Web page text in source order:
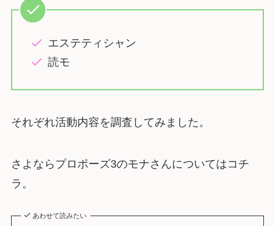
エステティシャン
読モ
それぞれ活動内容を調査してみました。
さよならプロポーズ3のモナさんについてはコチ
ラ。
あわせて読みたい